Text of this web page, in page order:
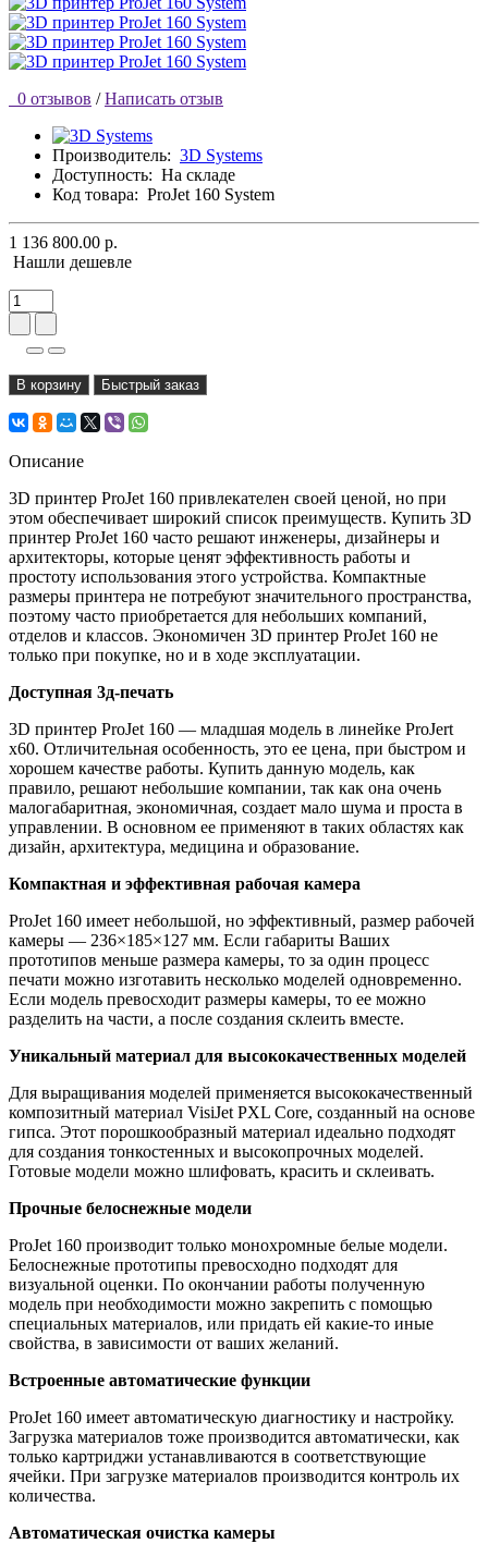
0 отзывов / Написать отзыв
Производитель: 3D Systems
Доступность: На складе
Код товара: ProJet 160 System
1 136 800.00 р.
Нашли дешевле
В корзину Быстрый заказ
Описание
3D принтер ProJet 160 привлекателен своей ценой, но при
этом обеспечивает широкий список преимуществ. Купить 3D
принтер ProJet 160 часто решают инженеры, дизайнеры и
архитекторы, которые ценят эффективность работы и
простоту использования этого устройства. Компактные
размеры принтера не потребуют значительного пространства,
поэтому часто приобретается для небольших компаний,
отделов и классов. Экономичен 3D принтер ProJet 160 не
только при покупке, но и в ходе эксплуатации.
Доступная 3д-печать
3D принтер ProJet 160 — младшая модель в линейке ProJert
x60. Отличительная особенность, это ее цена, при быстром и
хорошем качестве работы. Купить данную модель, как
правило, решают небольшие компании, так как она очень
малогабаритная, экономичная, создает мало шума и проста в
управлении. В основном ее применяют в таких областях как
дизайн, архитектура, медицина и образование.
Компактная и эффективная рабочая камера
ProJet 160 имеет небольшой, но эффективный, размер рабочей
камеры — 236×185×127 мм. Если габариты Ваших
прототипов меньше размера камеры, то за один процесс
печати можно изготавить несколько моделей одновременно.
Если модель превосходит размеры камеры, то ее можно
разделить на части, а после создания склеить вместе.
Уникальный материал для высококачественных моделей
Для выращивания моделей применяется высококачественный
композитный материал VisiJet PXL Core, созданный на основе
гипса. Этот порошкообразный материал идеально подходят
для создания тонкостенных и высокопрочных моделей.
Готовые модели можно шлифовать, красить и склеивать.
Прочные белоснежные модели
ProJet 160 производит только монохромные белые модели.
Белоснежные прототипы превосходно подходят для
визуальной оценки. По окончании работы полученную
модель при необходимости можно закрепить с помощью
специальных материалов, или придать ей какие-то иные
свойства, в зависимости от ваших желаний.
Встроенные автоматические функции
ProJet 160 имеет автоматическую диагностику и настройку.
Загрузка материалов тоже производится автоматически, как
только картриджи устанавливаются в соответствующие
ячейки. При загрузке материалов производится контроль их
количества.
Автоматическая очистка камеры